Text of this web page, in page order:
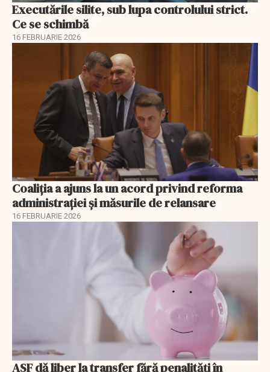
Executările silite, sub lupa controlului strict.
Ce se schimbă
16 FEBRUARIE 2026
Coaliția a ajuns la un acord privind reforma
administrației și măsurile de relansare
16 FEBRUARIE 2026
ASF dă liber la transfer fără penalități în